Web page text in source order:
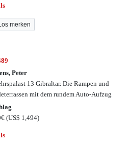
merken
Peter
13 Gibraltar. Die Rampen und
mit dem rundem Auto-Aufzug
(US$ 1,494)